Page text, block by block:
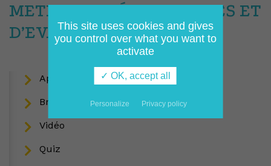
METHODES PÉDAGOGIQUES ET
D’EVALUATION :
Apports didactiques
Brainstorming
Vidéo
Quiz
This site uses cookies and gives
you control over what you want to
activate
✓ OK, accept all
Personalize Privacy policy